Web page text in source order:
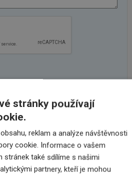
VÝHODY SPOLUPRÁCE
S INSCOM
ON-LINE ROZHRANÍ
POJIŠŤOVEN
stránky používají
reklam a analýze návštěvnosti
cookie. Informace o vašem
stránek také sdílíme s našimi
partnery, kteří je mohou